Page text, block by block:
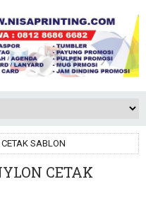
SABLON
CETAK